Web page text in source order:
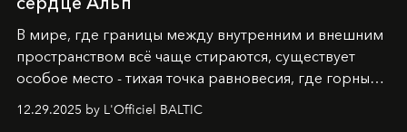
В мире, где границы между внутренним и внешним
пространством всё чаще стираются, существует
особое место - тихая точка равновесия, где горные
вершины Швейцарии встречаются с бездонными
глубинами человеческой души. Здесь, на стыке
12.29.2025 by L'Officiel BALTIC